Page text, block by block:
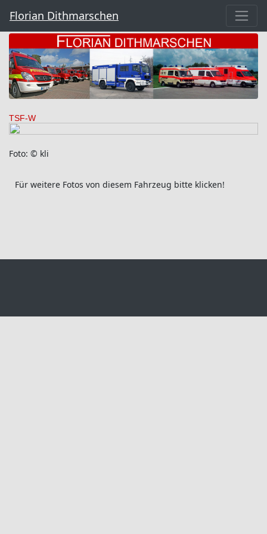
Florian Dithmarschen
TSF-W
Foto: © kli
Für weitere Fotos von diesem Fahrzeug bitte klicken!